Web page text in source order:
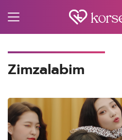
Zimzalabim